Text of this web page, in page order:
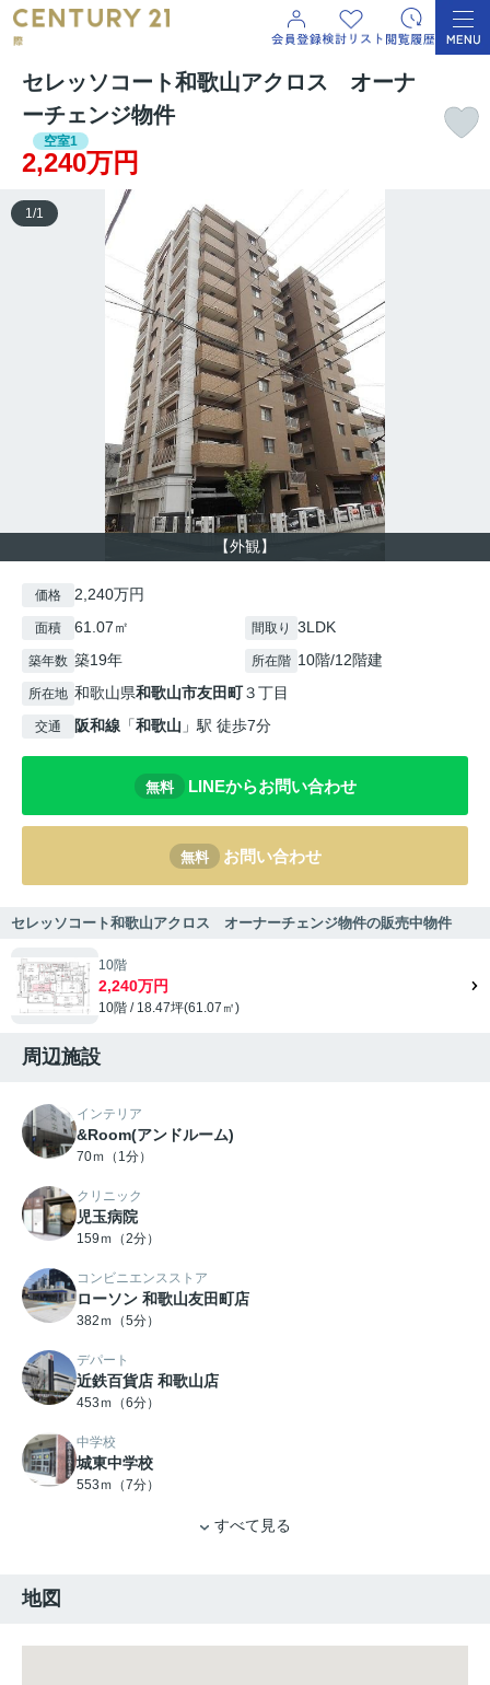
セレッソコート和歌山アクロス オーナ
ーチェンジ物件
空室1
2,240万円
【外観】
1/1
価格 2,240万円
面積 61.07㎡ 間取り 3LDK
築年数 築19年 所在階 10階/12階建
所在地 和歌山県和歌山市友田町３丁目
交通 阪和線 「和歌山 」駅 徒歩7分
無料 LINEからお問い合わせ
無料 お問い合わせ
セレッソコート和歌山アクロス オーナーチェンジ物件の販売中物件
10階
2,240万円
10階 / 18.47坪(61.07㎡)
周辺施設
インテリア
&Room(アンドルーム)
70ｍ（1分）
クリニック
児玉病院
159ｍ（2分）
コンビニエンスストア
ローソン 和歌山友田町店
382ｍ（5分）
デパート
近鉄百貨店 和歌山店
453ｍ（6分）
中学校
城東中学校
553ｍ（7分）
すべて見る
地図